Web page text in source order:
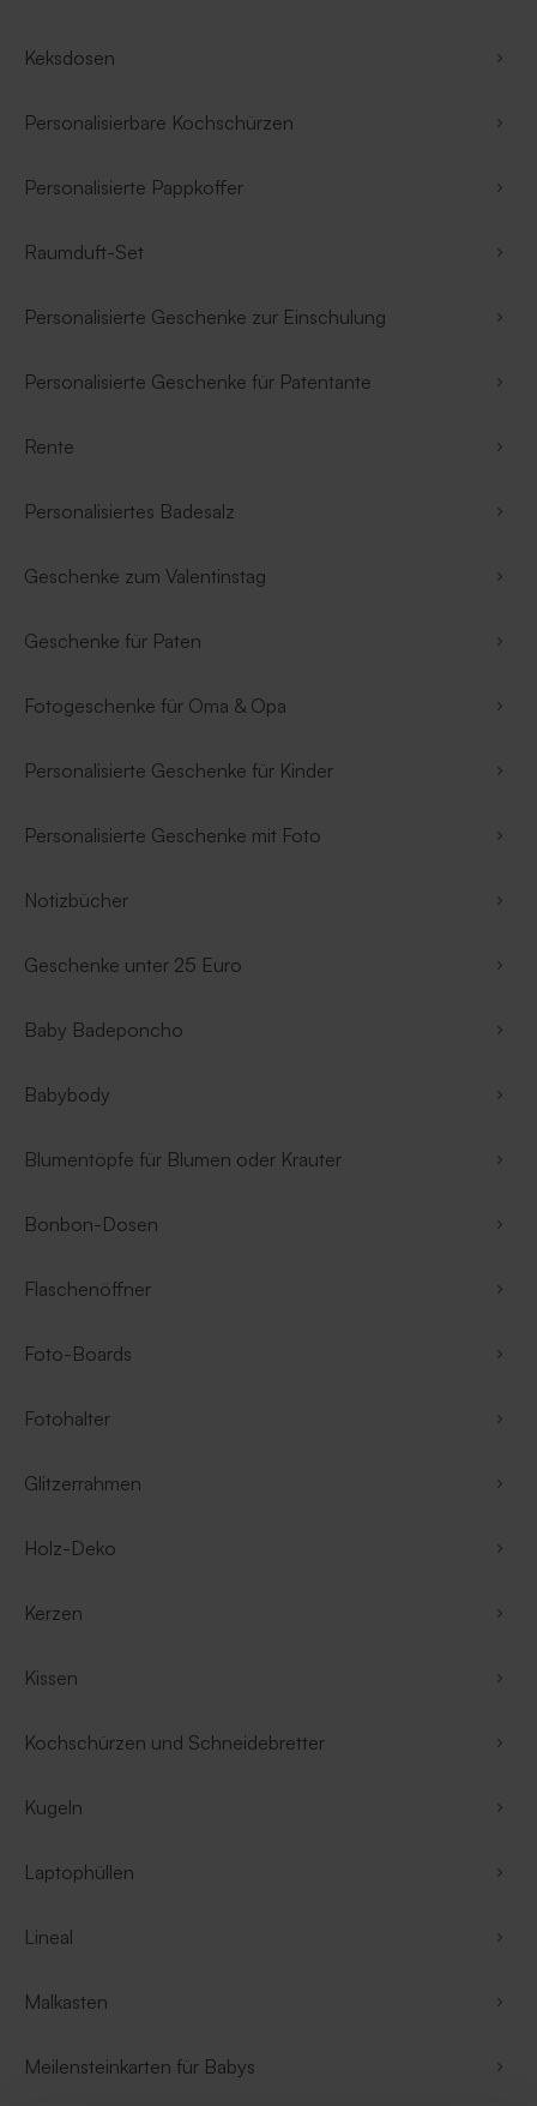
Keksdosen
Personalisierbare Kochschürzen
Personalisierte Pappkoffer
Raumduft-Set
Personalisierte Geschenke zur Einschulung
Personalisierte Geschenke für Patentante
Rente
Personalisiertes Badesalz
Geschenke zum Valentinstag
Geschenke für Paten
Fotogeschenke für Oma & Opa
Personalisierte Geschenke für Kinder
Personalisierte Geschenke mit Foto
Notizbücher
Geschenke unter 25 Euro
Baby Badeponcho
Babybody
Blumentöpfe für Blumen oder Krauter
Bonbon-Dosen
Flaschenöffner
Foto-Boards
Fotohalter
Glitzerrahmen
Holz-Deko
Kerzen
Kissen
Kochschürzen und Schneidebretter
Kugeln
Laptophüllen
Lineal
Malkasten
Meilensteinkarten für Babys